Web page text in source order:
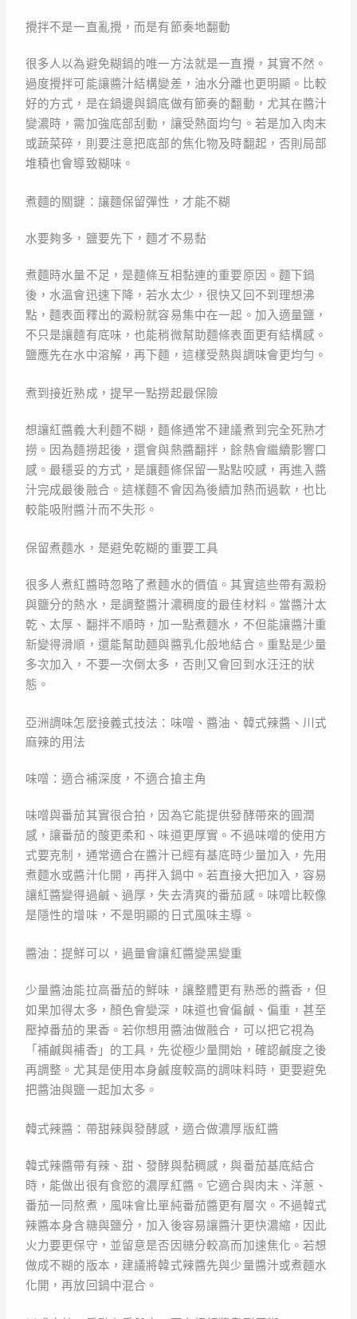
攪拌不是一直亂攪，而是有節奏地翻動
很多人以為避免糊鍋的唯一方法就是一直攪，其實不然。
過度攪拌可能讓醬汁結構變差，油水分離也更明顯。比較
好的方式，是在鍋邊與鍋底做有節奏的翻動，尤其在醬汁
變濃時，需加強底部刮動，讓受熱面均勻。若是加入肉末
或蔬菜碎，則要注意把底部的焦化物及時翻起，否則局部
堆積也會導致糊味。
煮麵的關鍵：讓麵保留彈性，才能不糊
水要夠多，鹽要先下，麵才不易黏
煮麵時水量不足，是麵條互相黏連的重要原因。麵下鍋
後，水溫會迅速下降，若水太少，很快又回不到理想沸
點，麵表面釋出的澱粉就容易集中在一起。加入適量鹽，
不只是讓麵有底味，也能稍微幫助麵條表面更有結構感。
鹽應先在水中溶解，再下麵，這樣受熱與調味會更均勻。
煮到接近熟成，提早一點撈起最保險
想讓紅醬義大利麵不糊，麵條通常不建議煮到完全死熟才
撈。因為麵撈起後，還會與熱醬翻拌，餘熱會繼續影響口
感。最穩妥的方式，是讓麵條保留一點點咬感，再進入醬
汁完成最後融合。這樣麵不會因為後續加熱而過軟，也比
較能吸附醬汁而不失形。
保留煮麵水，是避免乾糊的重要工具
很多人煮紅醬時忽略了煮麵水的價值。其實這些帶有澱粉
與鹽分的熱水，是調整醬汁濃稠度的最佳材料。當醬汁太
乾、太厚、翻拌不順時，加一點煮麵水，不但能讓醬汁重
新變得滑順，還能幫助麵與醬乳化般地結合。重點是少量
多次加入，不要一次倒太多，否則又會回到水汪汪的狀
態。
亞洲調味怎麼接義式技法：味噌、醬油、韓式辣醬、川式
麻辣的用法
味噌：適合補深度，不適合搶主角
味噌與番茄其實很合拍，因為它能提供發酵帶來的圓潤
感，讓番茄的酸更柔和、味道更厚實。不過味噌的使用方
式要克制，通常適合在醬汁已經有基底時少量加入，先用
煮麵水或醬汁化開，再拌入鍋中。若直接大把加入，容易
讓紅醬變得過鹹、過厚，失去清爽的番茄感。味噌比較像
是隱性的增味，不是明顯的日式風味主導。
醬油：提鮮可以，過量會讓紅醬變黑變重
少量醬油能拉高番茄的鮮味，讓整體更有熟悉的醬香，但
如果加得太多，顏色會變深，味道也會偏鹹、偏重，甚至
壓掉番茄的果香。若你想用醬油做融合，可以把它視為
「補鹹與補香」的工具，先從極少量開始，確認鹹度之後
再調整。尤其是使用本身鹹度較高的調味料時，更要避免
把醬油與鹽一起加太多。
韓式辣醬：帶甜辣與發酵感，適合做濃厚版紅醬
韓式辣醬帶有辣、甜、發酵與黏稠感，與番茄基底結合
時，能做出很有食慾的濃厚紅醬。它適合與肉末、洋蔥、
番茄一同熬煮，風味會比單純番茄醬更有層次。不過韓式
辣醬本身含糖與鹽分，加入後容易讓醬汁更快濃縮，因此
火力要更保守，並留意是否因糖分較高而加速焦化。若想
做成不糊的版本，建議將韓式辣醬先與少量醬汁或煮麵水
化開，再放回鍋中混合。